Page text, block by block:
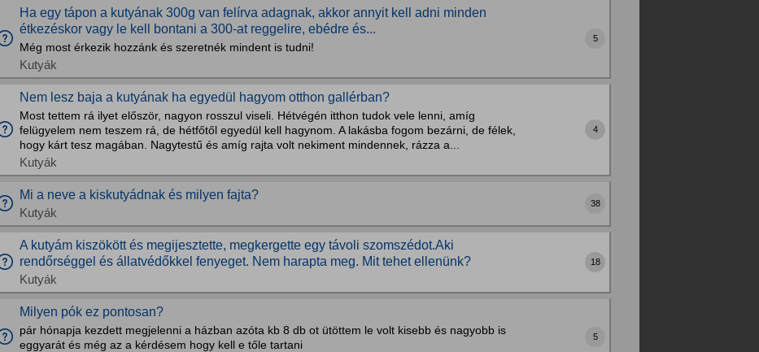
Ha egy tápon a kutyának 300g van felírva adagnak, akkor annyit kell adni minden
étkezéskor vagy le kell bontani a 300-at reggelire, ebédre és...
Még most érkezik hozzánk és szeretnék mindent is tudni!
Kutyák
5
Nem lesz baja a kutyának ha egyedül hagyom otthon gallérban?
Most tettem rá ilyet először, nagyon rosszul viseli. Hétvégén itthon tudok vele lenni, amíg
felügyelem nem teszem rá, de hétfőtől egyedül kell hagynom. A lakásba fogom bezárni, de félek,
hogy kárt tesz magában. Nagytestű és amíg rajta volt nekiment mindennek, rázza a...
Kutyák
4
Mi a neve a kiskutyádnak és milyen fajta?
Kutyák
38
A kutyám kiszökött és megijesztette, megkergette egy távoli szomszédot.Aki
rendőrséggel és állatvédőkkel fenyeget. Nem harapta meg. Mit tehet ellenünk?
Kutyák
18
Milyen pók ez pontosan?
pár hónapja kezdett megjelenni a házban azóta kb 8 db ot ütöttem le volt kisebb és nagyobb is
eggyarát és még az a kérdésem hogy kell e tőle tartani
5